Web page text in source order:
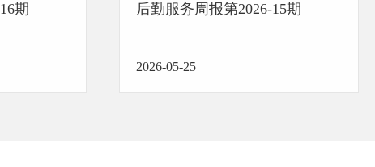
期 后勤服务周报第2026-15期
2026-05-25